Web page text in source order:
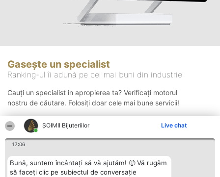
ŞOIMII Bijuteriilor Live chat
17:06
Bună, suntem încântați să vă ajutăm! 🙂 Vă rugăm
să faceți clic pe subiectul de conversație
Gasește un specialist
Ranking-ul îi adună pe cei mai buni din industrie
Cauți un specialist in apropierea ta? Verificați motorul
nostru de căutare. Folosiți doar cele mai bune servicii!